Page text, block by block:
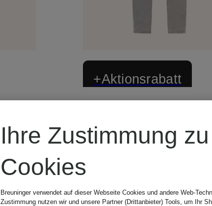
+Aktionsrabatt
Destroyed
Jeans
Ihre Zustimmung zu
Cookies
Breuninger verwendet auf dieser Webseite Cookies und andere Web-
Zustimmung nutzen wir und unsere Partner (Drittanbieter) Tools, um Ihr